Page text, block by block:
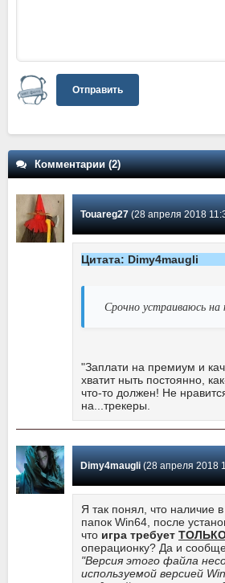
Отправить
Комментарии (2)
Touareg27(28 апреля 2018 11:35)
Цитата: Dimy4maugli
Срочно устраиваюсь на
"Заплати на премиум и
хватит ныть постоянно,
что-то должен! Не
на...трекеры.
Dimy4maugli(28 апреля 2018 10:41)
Я так понял, что наличие
папок Win64, после
что игра требует
операционку? Да и
"Версия этого файла
используемой версией